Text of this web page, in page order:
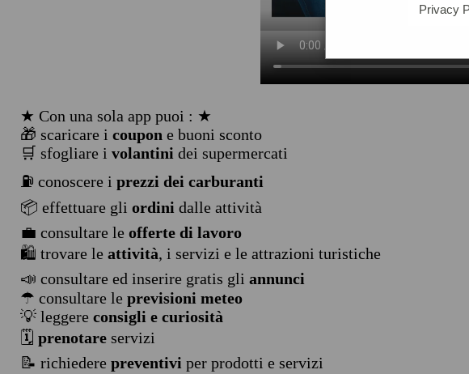
★ Con una sola app puoi : ★
🎁 scaricare i coupon e buoni sconto
🛒 sfogliare i volantini dei supermercati
⛽ conoscere i prezzi dei carburanti
📦 effettuare gli ordini dalle attività
💼 consultare le offerte di lavoro
🛍️ trovare le attività, i servizi e le attrazioni turistiche
📣 consultare ed inserire gratis gli annunci
☂ consultare le previsioni meteo
💡 leggere consigli e curiosità
🗓️ prenotareservizi
📝 richiedere preventivi per prodotti e servizi
Privacy